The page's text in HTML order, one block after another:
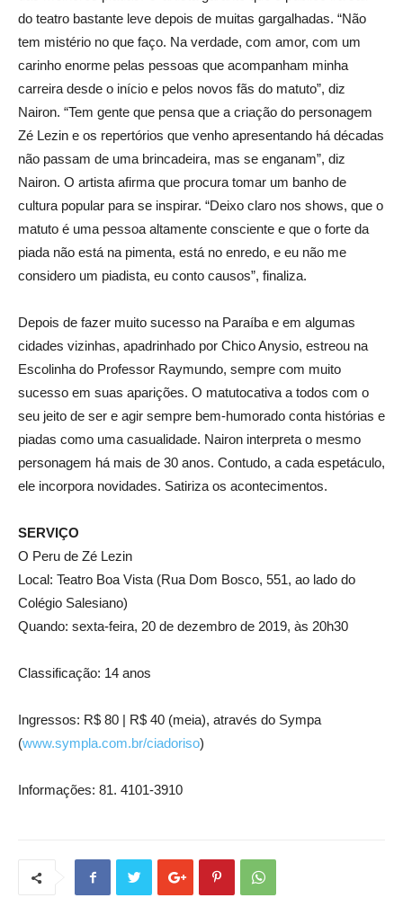
do teatro bastante leve depois de muitas gargalhadas. “Não
tem mistério no que faço. Na verdade, com amor, com um
carinho enorme pelas pessoas que acompanham minha
carreira desde o início e pelos novos fãs do matuto”, diz
Nairon. “Tem gente que pensa que a criação do personagem
Zé Lezin e os repertórios que venho apresentando há décadas
não passam de uma brincadeira, mas se enganam”, diz
Nairon. O artista afirma que procura tomar um banho de
cultura popular para se inspirar. “Deixo claro nos shows, que o
matuto é uma pessoa altamente consciente e que o forte da
piada não está na pimenta, está no enredo, e eu não me
considero um piadista, eu conto causos”, finaliza.
Depois de fazer muito sucesso na Paraíba e em algumas
cidades vizinhas, apadrinhado por Chico Anysio, estreou na
Escolinha do Professor Raymundo, sempre com muito
sucesso em suas aparições. O matutocativa a todos com o
seu jeito de ser e agir sempre bem-humorado conta histórias e
piadas como uma casualidade. Nairon interpreta o mesmo
personagem há mais de 30 anos. Contudo, a cada espetáculo,
ele incorpora novidades. Satiriza os acontecimentos.
SERVIÇO
O Peru de Zé Lezin
Local: Teatro Boa Vista (Rua Dom Bosco, 551, ao lado do
Colégio Salesiano)
Quando: sexta-feira, 20 de dezembro de 2019, às 20h30
Classificação: 14 anos
Ingressos: R$ 80 | R$ 40 (meia), através do Sympa
(www.sympla.com.br/ciadoriso)
Informações: 81. 4101-3910